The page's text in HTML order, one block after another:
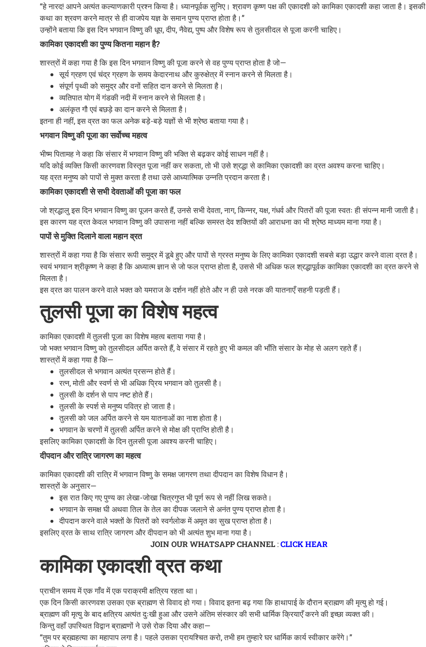
“हे नारद! आपने अत्यंत कल्याणकारी प्रश्न किया है। ध्यानपूर्वक सुनिए। श्रावण कृष्ण पक्ष की एकादशी को कामिका एकादशी कहा जाता है। इसकी
कथा का श्रवण करने मात्र से ही वाजपेय यज्ञ के समान पुण्य प्राप्त होता है।”
उन्होंने बताया कि इस दिन भगवान विष्णु की धूप, दीप, नैवेद्य, पुष्प और विशेष रूप से तुलसीदल से पूजा करनी चाहिए।
कामिका एकादशी का पुण्य कितना महान है?
शास्त्रों में कहा गया है कि इस दिन भगवान विष्णु की पूजा करने से वह पुण्य प्राप्त होता है जो—
सूर्य ग्रहण एवं चंद्र ग्रहण के समय केदारनाथ और कुरुक्षेत्र में स्नान करने से मिलता है।
संपूर्ण पृथ्वी को समुद्र और वनों सहित दान करने से मिलता है।
व्यतिपात योग में गंडकी नदी में स्नान करने से मिलता है।
अलंकृत गौ एवं बछड़े का दान करने से मिलता है।
इतना ही नहीं, इस व्रत का फल अनेक बड़े-बड़े यज्ञों से भी श्रेष्ठ बताया गया है।
भगवान विष्णु की पूजा का सर्वोच्च महत्व
भीष्म पितामह ने कहा कि संसार में भगवान विष्णु की भक्ति से बढ़कर कोई साधन नहीं है।
यदि कोई व्यक्ति किसी कारणवश विस्तृत पूजा नहीं कर सकता, तो भी उसे श्रद्धा से कामिका एकादशी का व्रत अवश्य करना चाहिए।
यह व्रत मनुष्य को पापों से मुक्त करता है तथा उसे आध्यात्मिक उन्नति प्रदान करता है।
कामिका एकादशी से सभी देवताओं की पूजा का फल
जो श्रद्धालु इस दिन भगवान विष्णु का पूजन करते हैं, उनसे सभी देवता, नाग, किन्नर, यक्ष, गंधर्व और पितरों की पूजा स्वतः ही संपन्न मानी जाती है।
इस कारण यह व्रत केवल भगवान विष्णु की उपासना नहीं बल्कि समस्त देव शक्तियों की आराधना का भी श्रेष्ठ माध्यम माना गया है।
पापों से मुक्ति दिलाने वाला महान व्रत
शास्त्रों में कहा गया है कि संसार रूपी समुद्र में डूबे हुए और पापों से ग्रस्त मनुष्य के लिए कामिका एकादशी सबसे बड़ा उद्धार करने वाला व्रत है।
स्वयं भगवान श्रीकृष्ण ने कहा है कि अध्यात्म ज्ञान से जो फल प्राप्त होता है, उससे भी अधिक फल श्रद्धापूर्वक कामिका एकादशी का व्रत करने से
मिलता है।
इस व्रत का पालन करने वाले भक्त को यमराज के दर्शन नहीं होते और न ही उसे नरक की यातनाएँ सहनी पड़ती हैं।
तुलसी पूजा का विशेष महत्व
कामिका एकादशी में तुलसी पूजा का विशेष महत्व बताया गया है।
जो भक्त भगवान विष्णु को तुलसीदल अर्पित करते हैं, वे संसार में रहते हुए भी कमल की भाँति संसार के मोह से अलग रहते हैं।
शास्त्रों में कहा गया है कि—
तुलसीदल से भगवान अत्यंत प्रसन्न होते हैं।
रत्न, मोती और स्वर्ण से भी अधिक प्रिय भगवान को तुलसी है।
तुलसी के दर्शन से पाप नष्ट होते हैं।
तुलसी के स्पर्श से मनुष्य पवित्र हो जाता है।
तुलसी को जल अर्पित करने से यम यातनाओं का नाश होता है।
भगवान के चरणों में तुलसी अर्पित करने से मोक्ष की प्राप्ति होती है।
इसलिए कामिका एकादशी के दिन तुलसी पूजा अवश्य करनी चाहिए।
दीपदान और रात्रि जागरण का महत्व
कामिका एकादशी की रात्रि में भगवान विष्णु के समक्ष जागरण तथा दीपदान का विशेष विधान है।
शास्त्रों के अनुसार—
इस रात किए गए पुण्य का लेखा-जोखा चित्रगुप्त भी पूर्ण रूप से नहीं लिख सकते।
भगवान के समक्ष घी अथवा तिल के तेल का दीपक जलाने से अनंत पुण्य प्राप्त होता है।
दीपदान करने वाले भक्तों के पितरों को स्वर्गलोक में अमृत का सुख प्राप्त होता है।
इसलिए व्रत के साथ रात्रि जागरण और दीपदान को भी अत्यंत शुभ माना गया है।
JOIN OUR WHATSAPP CHANNEL:CLICK HEAR
कामिका एकादशी व्रत कथा
प्राचीन समय में एक गाँव में एक पराक्रमी क्षत्रिय रहता था।
एक दिन किसी कारणवश उसका एक ब्राह्मण से विवाद हो गया। विवाद इतना बढ़ गया कि हाथापाई के दौरान ब्राह्मण की मृत्यु हो गई।
ब्राह्मण की मृत्यु के बाद क्षत्रिय अत्यंत दुःखी हुआ और उसने अंतिम संस्कार की सभी धार्मिक क्रियाएँ करने की इच्छा व्यक्त की।
किन्तु वहाँ उपस्थित विद्वान ब्राह्मणों ने उसे रोक दिया और कहा—
“तुम पर ब्रह्महत्या का महापाप लगा है। पहले उसका प्रायश्चित करो, तभी हम तुम्हारे घर धार्मिक कार्य स्वीकार करेंगे।”